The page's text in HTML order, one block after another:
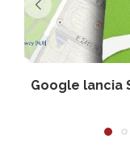
Google lancia